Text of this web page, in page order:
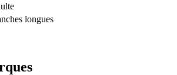
longues